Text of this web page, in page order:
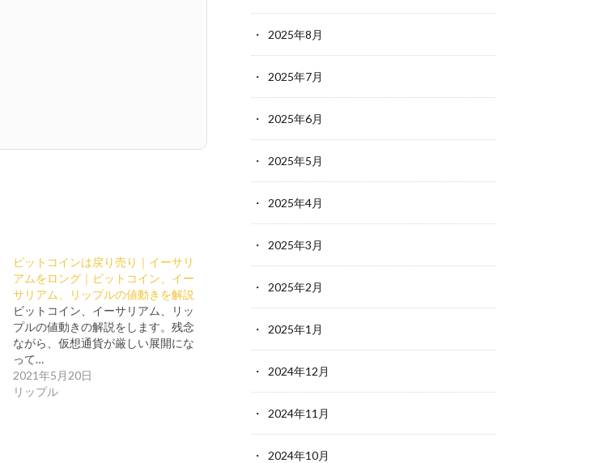
ビットコインは戻り売り｜イーサリ
アムをロング｜ビットコイン、イー
サリアム、リップルの値動きを解説
ビットコイン、イーサリアム、リッ
プルの値動きの解説をします。残念
ながら、仮想通貨が厳しい展開にな
って…
2021年5月20日
リップル
2025年8月
2025年7月
2025年6月
2025年5月
2025年4月
2025年3月
2025年2月
2025年1月
2024年12月
2024年11月
2024年10月